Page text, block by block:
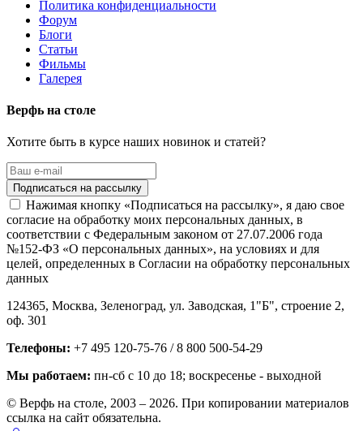
Политика конфиденциальности
Форум
Блоги
Статьи
Фильмы
Галерея
Верфь на столе
Хотите быть в курсе наших новинок и статей?
Нажимая кнопку «Подписаться на рассылку», я даю свое
согласие на обработку моих персональных данных, в
соответствии с Федеральным законом от 27.07.2006 года
№152-ФЗ «О персональных данных», на условиях и для
целей, определенных в Согласии на обработку персональных
данных
124365, Москва, Зеленоград, ул. Заводская, 1"Б", строение 2,
оф. 301
Телефоны: +7 495 120-75-76 / 8 800 500-54-29
Мы работаем: пн-сб с 10 до 18; воскресенье - выходной
© Верфь на столе, 2003 – 2026. При копировании материалов
ссылка на сайт обязательна.